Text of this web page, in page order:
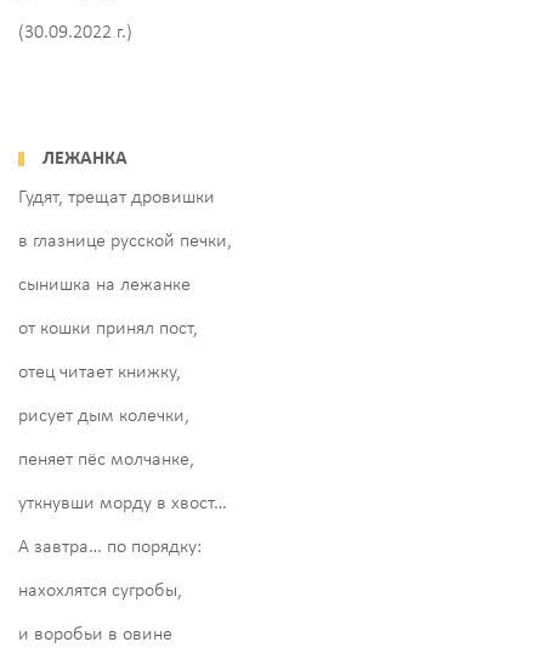
(30.09.2022 г.)
ЛЕЖАНКА
Гудят, трещат дровишки
в глазнице русской печки,
сынишка на лежанке
от кошки принял пост,
отец читает книжку,
рисует дым колечки,
пеняет пёс молчанке,
уткнувши морду в хвост…
А завтра… по порядку:
нахохлятся сугробы,
и воробьи в овине